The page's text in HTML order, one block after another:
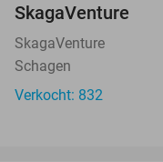
SkagaVenture
SkagaVenture
Schagen
Verkocht: 832